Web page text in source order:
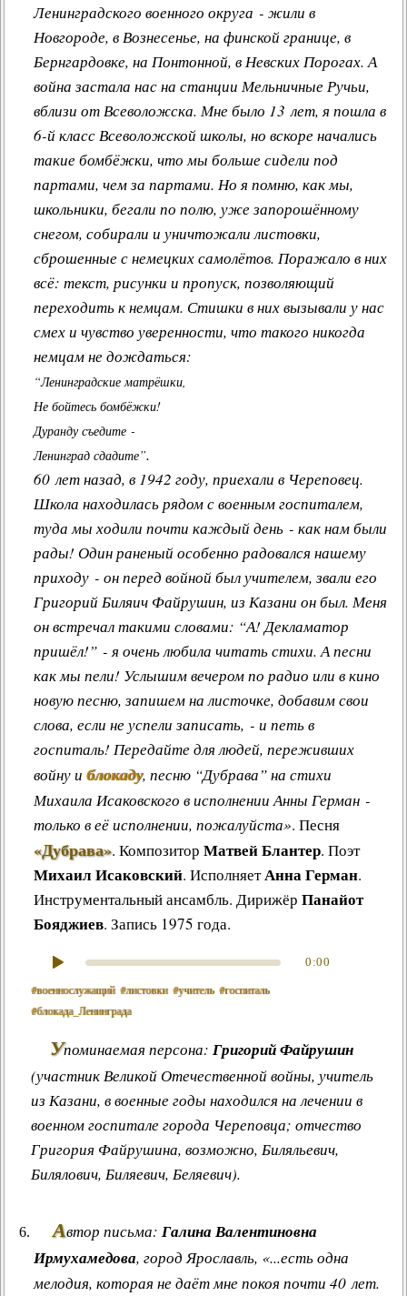
Ленинградского военного округа - жили в
Новгороде, в Вознесенье, на финской границе, в
Бернгардовке, на Понтонной, в Невских Порогах. А
война застала нас на станции Мельничные Ручьи,
вблизи от Всеволожска. Мне было 13 лет, я пошла в
6-й класс Всеволожской школы, но вскоре начались
такие бомбёжки, что мы больше сидели под
партами, чем за партами. Но я помню, как мы,
школьники, бегали по полю, уже запорошённому
снегом, собирали и уничтожали листовки,
сброшенные с немецких самолётов. Поражало в них
всё: текст, рисунки и пропуск, позволяющий
переходить к немцам. Стишки в них вызывали у нас
смех и чувство уверенности, что такого никогда
немцам не дождаться:
“Ленинградские матрёшки,
Не бойтесь бомбёжки!
Дуранду съедите -
Ленинград сдадите”.
60 лет назад, в 1942 году, приехали в Череповец.
Школа находилась рядом с военным госпиталем,
туда мы ходили почти каждый день - как нам были
рады! Один раненый особенно радовался нашему
приходу - он перед войной был учителем, звали его
Григорий Биляич Файрушин, из Казани он был. Меня
он встречал такими словами: “А! Декламатор
пришёл!” - я очень любила читать стихи. А песни
как мы пели! Услышим вечером по радио или в кино
новую песню, запишем на листочке, добавим свои
слова, если не успели записать, - и петь в
госпиталь! Передайте для людей, переживших
войну и блокаду, песню “Дубрава” на стихи
Михаила Исаковского в исполнении Анны Герман -
только в её исполнении, пожалуйста». Песня
«Дубрава». Композитор Матвей Блантер. Поэт
Михаил Исаковский. ИсполняетАнна Герман.
Инструментальный ансамбль. Дирижёр Панайот
Бояджиев. Запись 1975 года.
0:00
#военнослужащий #листовки #учитель #госпиталь
#блокада_Ленинграда
Упоминаемая персона: Григорий Файрушин
(участник Великой Отечественной войны, учитель
из Казани, в военные годы находился на лечении в
военном госпитале города Череповца; отчество
Григория Файрушина, возможно, Биляльевич,
Билялович, Биляевич, Беляевич).
Автор письма: Галина Валентиновна
Ирмухамедова, город Ярославль, «...есть одна
мелодия, которая не даёт мне покоя почти 40 лет.